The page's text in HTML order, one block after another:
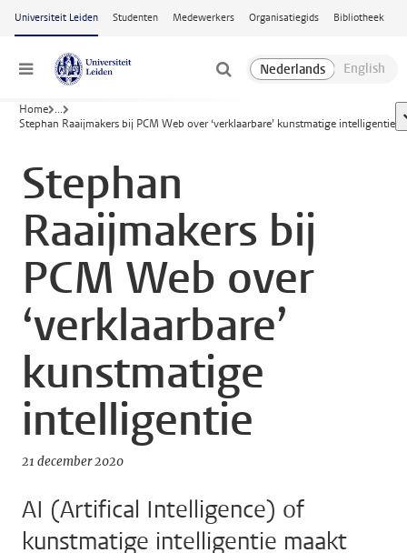
Ga naar hoofdinhoud
Universiteit Leiden Studenten Medewerkers Organisatiegids Bibliotheek
Menu
Home ...
Stephan Raaijmakers bij PCM Web over ‘verklaarbare’ kunstmatige intelligentie
Stephan
Raaijmakers bij
PCM Web over
‘verklaarbare’
kunstmatige
intelligentie
21 december 2020
AI (Artifical Intelligence) of
kunstmatige intelligentie maakt